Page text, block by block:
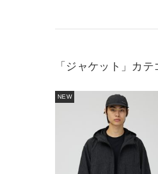
「ジャケット」カ
NEW